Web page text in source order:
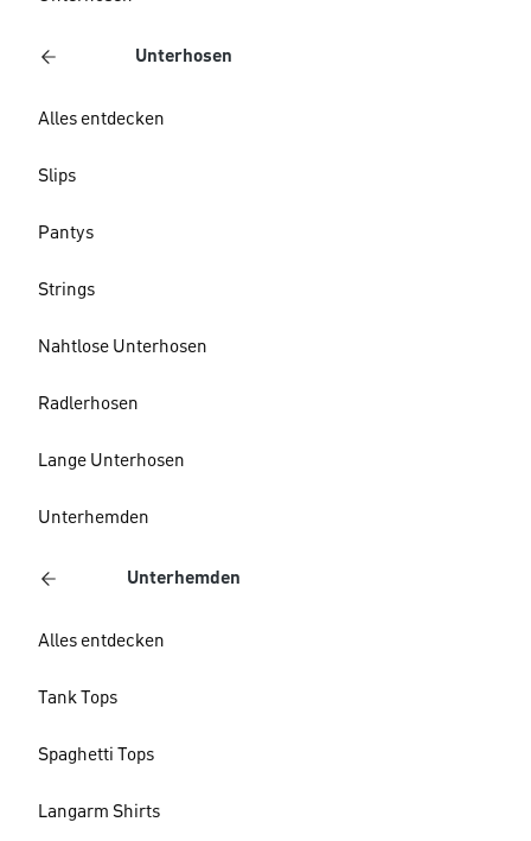
Unterhosen
Alles entdecken
Slips
Pantys
Strings
Nahtlose Unterhosen
Radlerhosen
Lange Unterhosen
Unterhemden
Unterhemden
Alles entdecken
Tank Tops
Spaghetti Tops
Langarm Shirts